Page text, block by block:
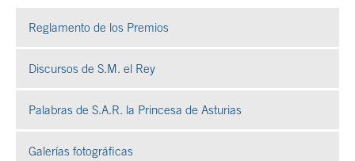
Reglamento de los Premios
Discursos de S.M. el Rey
Palabras de S.A.R. la Princesa de Asturias
Galerías fotográficas